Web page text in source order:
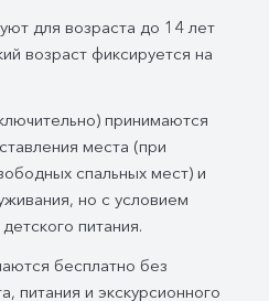
питания, выбор блюд со 2-
мл). На выбор: вино красное /
125 мл) / водка (1
каюте:
и «Полулюкс»:
— 1 бутылка (0,5 л.) в день;
для возраста до 14 лет
возраст фиксируется на
принимаются
места (при
спальных мест) и
но с условием
питания.
бесплатно без
питания и экскурсионного